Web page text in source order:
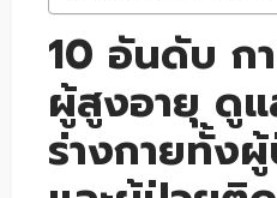
10 อันดับ ก
ผู้สูงอายุ ดู
ร่างกายทั้ง